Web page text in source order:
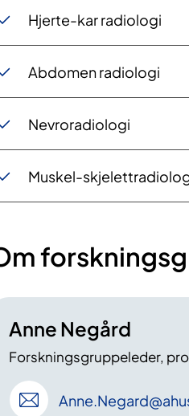
Hjerte-kar radiologi
Abdomen radiologi
Nevroradiologi
Muskel-
Anne Negård
Forskningsgruppeleder,
Anne.Negard